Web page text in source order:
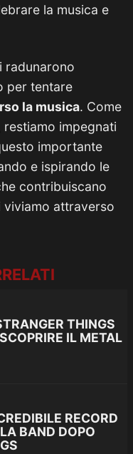
la musica e
radunarono
per tentare
la musica. Come
impegnati
importante
e ispirando le
contribuiscano
viviamo attraverso
THINGS
IL METAL
RECORD
BAND DOPO